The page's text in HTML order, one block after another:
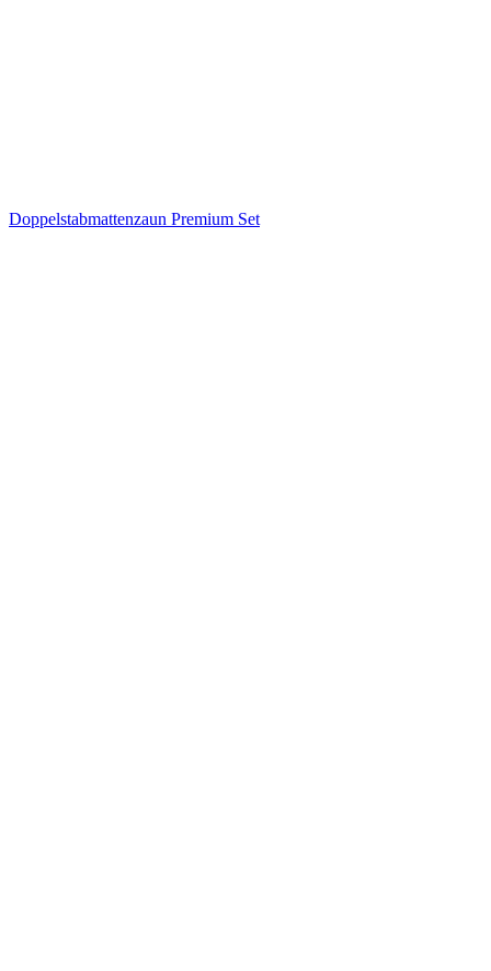
Doppelstabmattenzaun Premium Set